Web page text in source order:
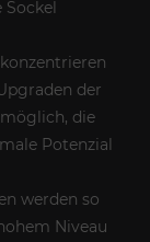
der
die
Potenzial
werden so
Niveau